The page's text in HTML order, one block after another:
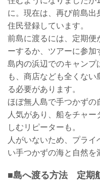
に。現在は、再び前島出
住民登録しています。
前島に渡るには、定期便
ーするか、ツアーに参加
島内の浜辺でのキャンプ
も、商店なども全くな
る必要があります。
ほぼ無人島で手つかずの
人気があり、船をチャ
しむリピーターも。
人がいないため、プラ
い手つかずの海と自然を
■島へ渡る方法 定期